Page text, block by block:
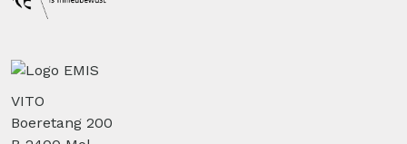
VITO
Boeretang 200